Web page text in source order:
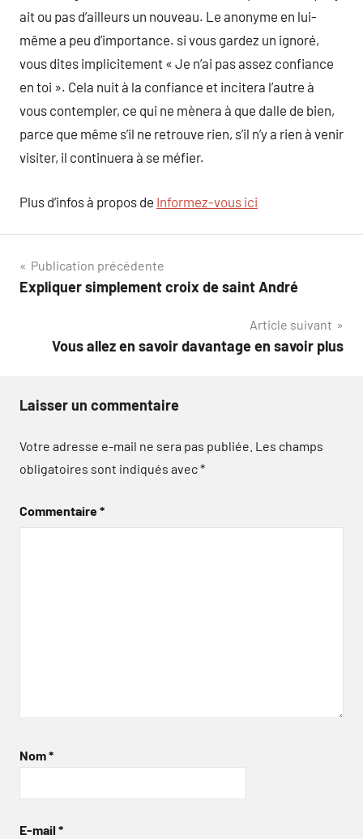
ait ou pas d’ailleurs un nouveau. Le anonyme en lui-
même a peu d’importance. si vous gardez un ignoré,
vous dites implicitement « Je n’ai pas assez confiance
en toi ». Cela nuit à la confiance et incitera l’autre à
vous contempler, ce qui ne mènera à que dalle de bien,
parce que même s’il ne retrouve rien, s’il n’y a rien à venir
visiter, il continuera à se méfier.
Plus d’infos à propos de Informez-vous ici
Navigation
de
Publication précédente
Expliquer simplement croix de saint André
Article suivant
Vous allez en savoir davantage en savoir plus
Laisser un commentaire
Votre adresse e-mail ne sera pas publiée. Les champs
obligatoires sont indiqués avec*
Commentaire*
Nom*
E-mail *